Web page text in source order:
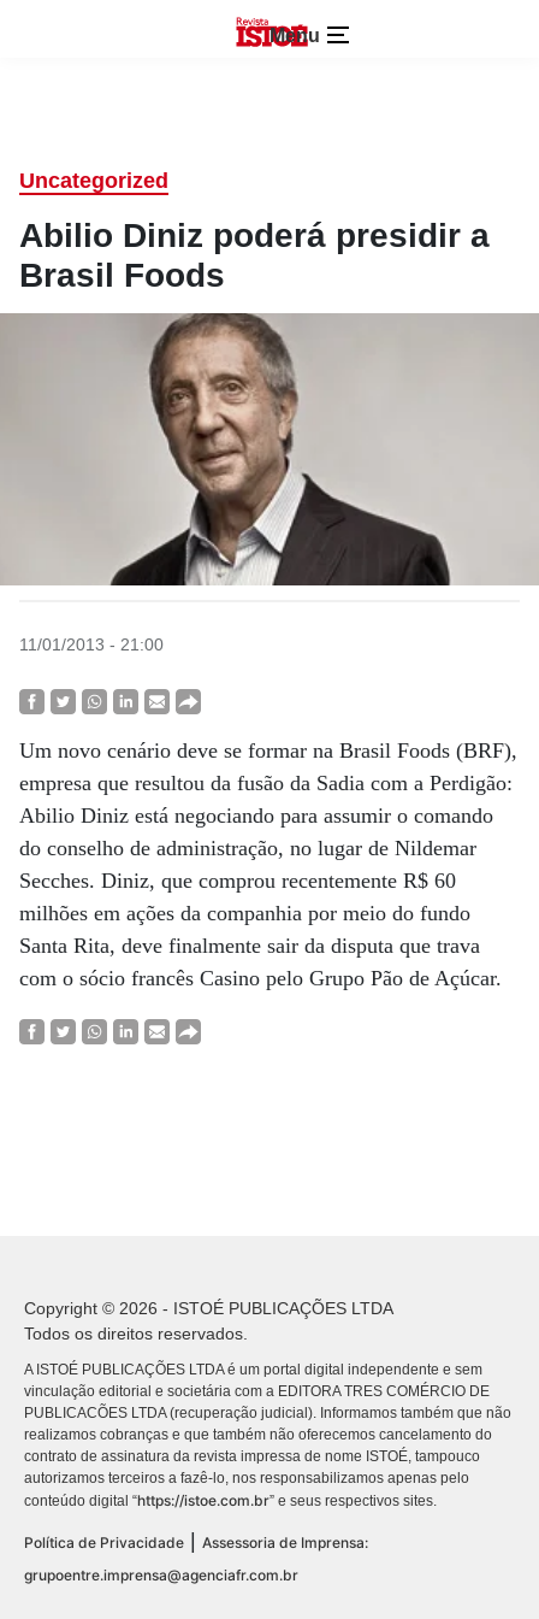
Menu
Uncategorized
Abilio Diniz poderá presidir a
Brasil Foods
11/01/2013 - 21:00
Um novo cenário deve se formar na Brasil Foods (BRF),
empresa que resultou da fusão da Sadia com a Perdigão:
Abilio Diniz está negociando para assumir o comando
do conselho de administração, no lugar de Nildemar
Secches. Diniz, que comprou recentemente R$ 60
milhões em ações da companhia por meio do fundo
Santa Rita, deve finalmente sair da disputa que trava
com o sócio francês Casino pelo Grupo Pão de Açúcar.
Copyright © 2026 - ISTOÉ PUBLICAÇÕES LTDA
Todos os direitos reservados.
A ISTOÉ PUBLICAÇÕES LTDA é um portal digital independente e sem
vinculação editorial e societária com a EDITORA TRES COMÉRCIO DE
PUBLICACÕES LTDA (recuperação judicial). Informamos também que não
realizamos cobranças e que também não oferecemos cancelamento do
contrato de assinatura da revista impressa de nome ISTOÉ, tampouco
autorizamos terceiros a fazê-lo, nos responsabilizamos apenas pelo
conteúdo digital “https://istoe.com.br” e seus respectivos sites.
Política de Privacidade
Assessoria de Imprensa:
grupoentre.imprensa@agenciafr.com.br